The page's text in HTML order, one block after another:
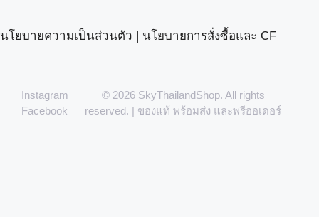
นโยบายความเป็นส่วนตัว | นโยบายการสั่งซื้อและ CF
Instagram
Facebook
© 2026 SkyThailandShop. All rights
reserved. | ของแท้ พร้อมส่ง และพรีออเดอร์